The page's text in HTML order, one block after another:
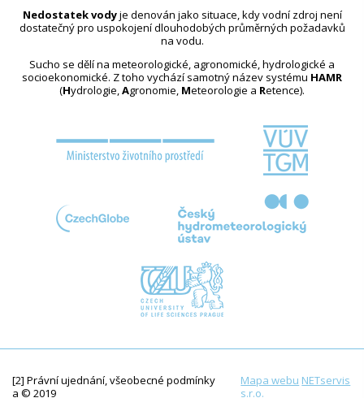
Nedostatek vodyje definován jako situace, kdy vodní zdroj není
dostatečný pro uspokojení dlouhodobých průměrných požadavků
na vodu.
Sucho se dělí na meteorologické, agronomické, hydrologické a
socioekonomické. Z toho vychází samotný název systému HAMR
(Hydrologie,Agronomie, Meteorologie a Retence).
[2] Právní ujednání, všeobecné podmínky
a © 2019
Mapa webu NETservis
s.r.o.